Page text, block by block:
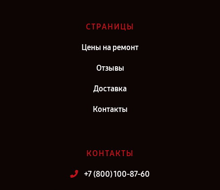
СТРАНИЦЫ
Цены на ремонт
Отзывы
Доставка
Контакты
КОНТАКТЫ
+7 (800) 100-87-60